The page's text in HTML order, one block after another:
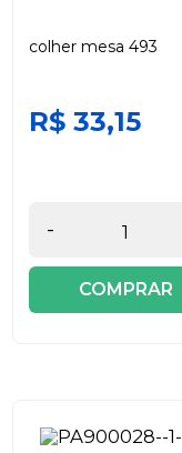
colher mesa 493
R$ 33,15
-
COMPRAR